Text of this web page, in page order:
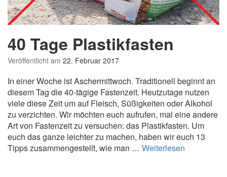
a
c
h
h
a
i
g
e
H
o
c
h
40 Tage Plastikfasten
Veröffentlicht am 22. Februar 2017
In einer Woche ist Aschermittwoch. Traditionell beginnt an
diesem Tag die 40-tägige Fastenzeit. Heutzutage nutzen
viele diese Zeit um auf Fleisch, Süßigkeiten oder Alkohol
zu verzichten. Wir möchten euch aufrufen, mal eine andere
Art von Fastenzeit zu versuchen: das Plastikfasten. Um
euch das ganze leichter zu machen, haben wir euch 13
Tipps zusammengestellt, wie man … Weiterlesen